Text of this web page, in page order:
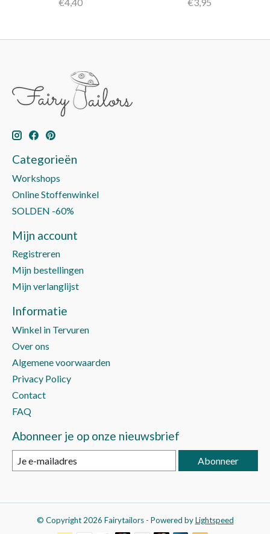
Categorieën
Workshops
Online Stoffenwinkel
SOLDEN -60%
Mijn account
Registreren
Mijn bestellingen
Mijn verlanglijst
Informatie
Winkel in Tervuren
Over ons
Algemene voorwaarden
Privacy Policy
Contact
FAQ
Abonneer je op onze nieuwsbrief
Abonneer
© Copyright 2026 Fairytailors - Powered byLightspeed